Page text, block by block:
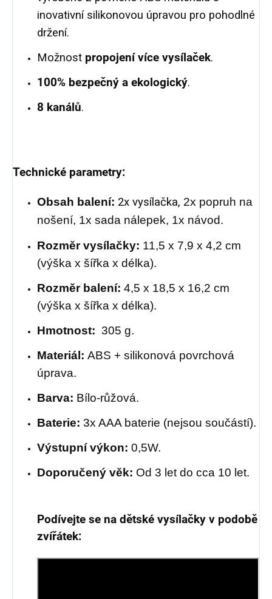
inovativní silikonovou úpravou pro pohodlné
držení.
Možnost propojení více vysílaček.
100% bezpečný a ekologický.
8 kanálů.
Technické parametry:
Obsah balení: 2x vysílačka, 2x popruh na
nošení, 1x sada nálepek, 1x návod.
Rozměr vysílačky: 11,5 x 7,9 x 4,2 cm
(výška x šířka x délka).
Rozměr balení: 4,5 x 18,5 x 16,2 cm
(výška x šířka x délka).
Hmotnost: 305 g.
Materiál: ABS + silikonová povrchová
úprava.
Barva: Bílo-růžová.
Baterie: 3x AAA baterie (nejsou součástí).
Výstupní výkon: 0,5W.
Doporučený věk: Od 3 let do cca 10 let.
Podívejte se na dětské vysílačky v podobě
zvířátek: